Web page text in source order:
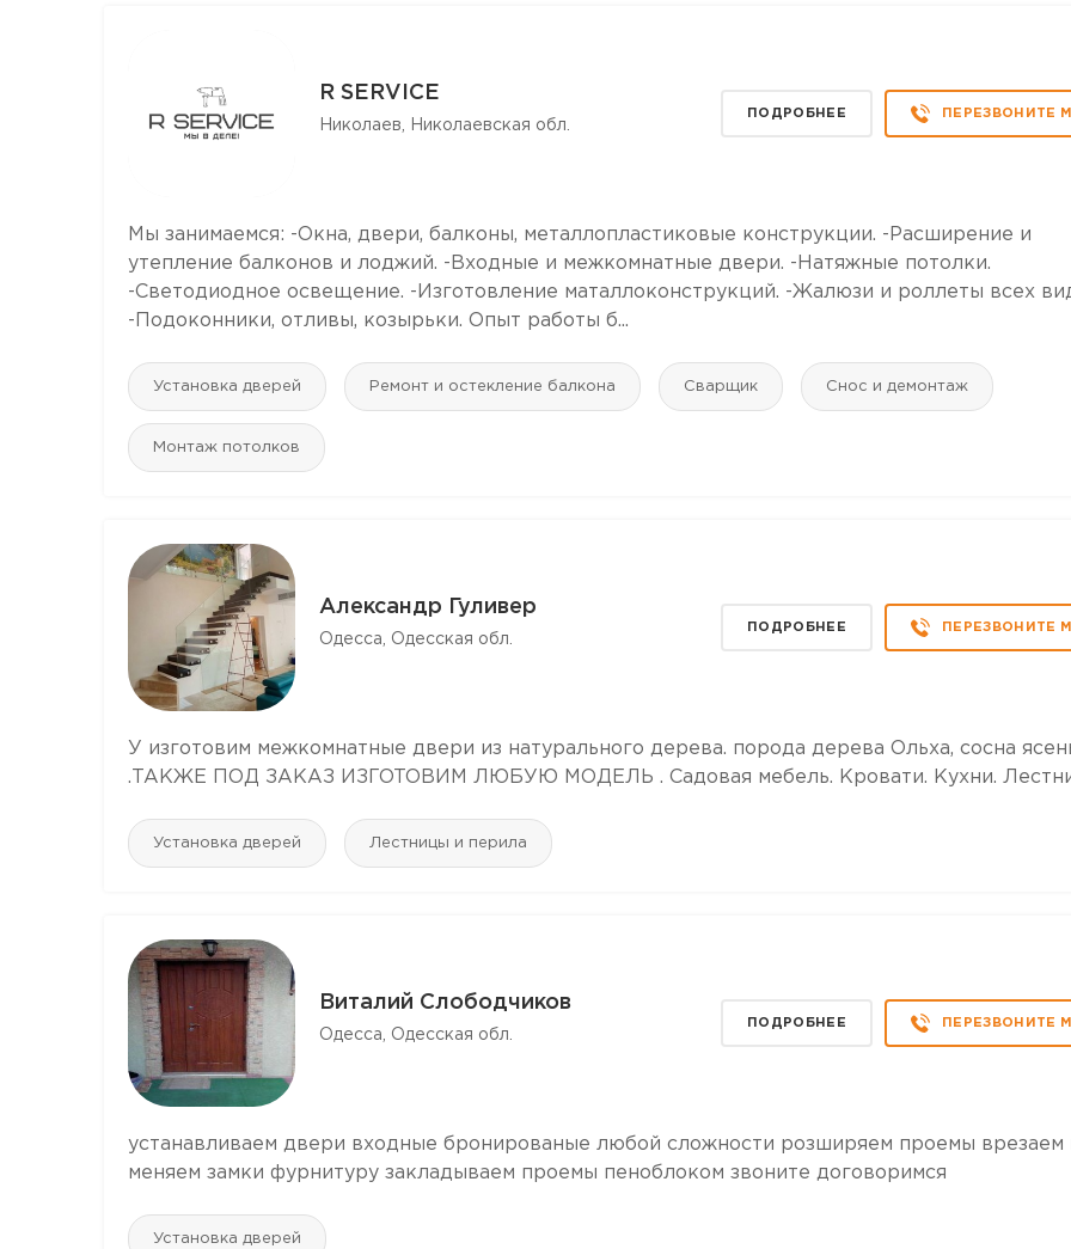
R SERVICE
Николаев, Николаевская обл.
ПОДРОБНЕЕ ПЕРЕЗВОНИТЕ
Мы занимаемся: -Окна, двери, балконы, металлопластиковые конструкции. -Расширение и
утепление балконов и лоджий. -Входные и межкомнатные двери. -Натяжные потолки.
-Светодиодное освещение. -Изготовление маталлоконструкций. -Жалюзи и роллеты всех
-Подоконники, отливы, козырьки. Опыт работы б...
Установка дверей Ремонт и остекление балкона Сварщик Снос и демонтаж
Монтаж потолков
Александр Гуливер
Одесса, Одесская обл.
ПОДРОБНЕЕ ПЕРЕЗВОНИТЕ
У изготовим межкомнатные двери из натурального дерева. порода дерева Ольха, сосна
.ТАКЖЕ ПОД ЗАКАЗ ИЗГОТОВИМ ЛЮБУЮ МОДЕЛЬ . Садовая мебель. Кровати. Кухни.
Установка дверей Лестницы и перила
Виталий Слободчиков
Одесса, Одесская обл.
ПОДРОБНЕЕ ПЕРЕЗВОНИТЕ
устанавливаем двери входные бронированые любой сложности розширяем проемы врезаем
меняем замки фурнитуру закладываем проемы пеноблоком звоните договоримся
Установка дверей